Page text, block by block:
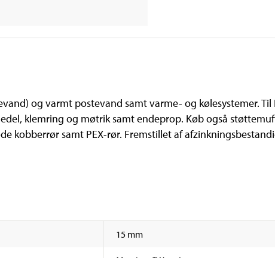
og varmt postevand samt varme- og kølesystemer. Til
klemring og møtrik samt endeprop. Køb også
kobberrør samt PEX-rør. Fremstillet af
15 mm